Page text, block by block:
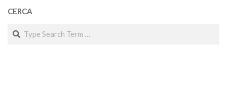
CERCA
Search